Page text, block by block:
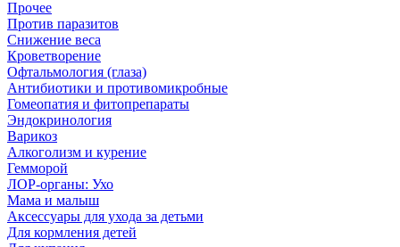
Прочее
Против паразитов
Снижение веса
Кроветворение
Офтальмология (глаза)
Антибиотики и противомикробные
Гомеопатия и фитопрепараты
Эндокринология
Варикоз
Алкоголизм и курение
Гемморой
ЛОР-органы: Ухо
Мама и малыш
Аксессуары для ухода за детьми
Для кормления детей